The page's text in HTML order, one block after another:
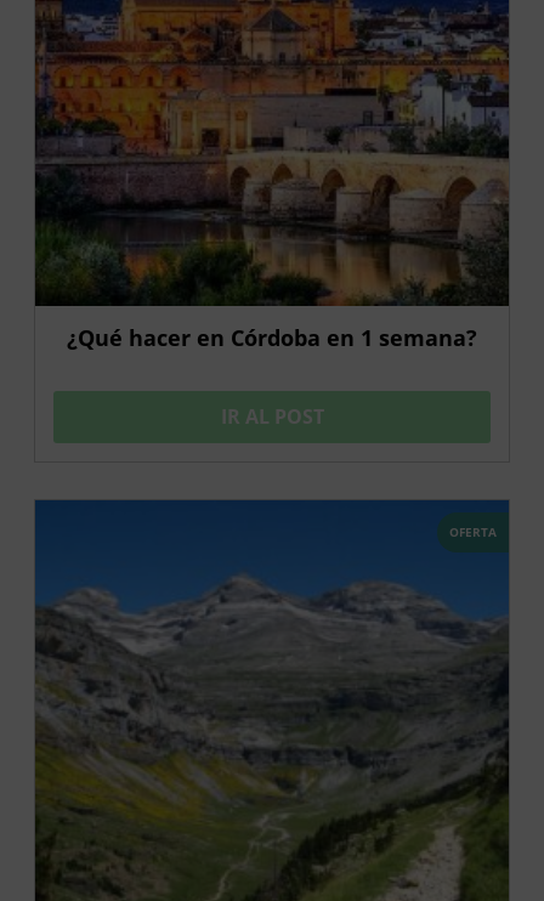
¿Qué hacer en Córdoba en 1 semana?
IR AL POST
OFERTA